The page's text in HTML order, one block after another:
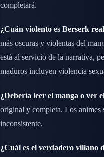
completará.
¿Cuán violento es Berserk
más oscuras y violentas del
está al servicio de la narrativa,
maduros incluyen violencia
¿Debería leer el manga o ver
original y completa. Los animes
inconsistente.
¿Cuál es el verdadero villano